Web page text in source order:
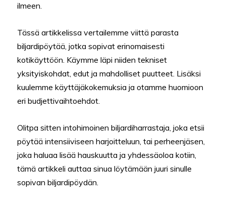
ilmeen.
Tässä artikkelissa vertailemme viittä parasta
biljardipöytää, jotka sopivat erinomaisesti
kotikäyttöön. Käymme läpi niiden tekniset
yksityiskohdat, edut ja mahdolliset puutteet. Lisäksi
kuulemme käyttäjäkokemuksia ja otamme huomioon
eri budjettivaihtoehdot.
Olitpa sitten intohimoinen biljardiharrastaja, joka etsii
pöytää intensiiviseen harjoitteluun, tai perheenjäsen,
joka haluaa lisää hauskuutta ja yhdessäoloa kotiin,
tämä artikkeli auttaa sinua löytämään juuri sinulle
sopivan biljardipöydän.